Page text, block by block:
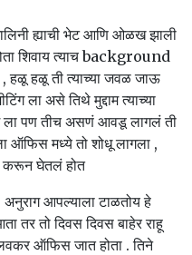
ह्याची भेट आणि ओळख झाली
शिवाय त्याच background
, हळू हळू ती त्याच्या जवळ जाऊ
ला असे तिथे मुद्दाम त्याच्या
ला पण तीच असणं आवडू लागलं ती
ऑफिस मध्ये तो शोधू लागला ,
करून घेतलं होत
अनुराग आपल्याला टाळतोय हे
तर तो दिवस दिवस बाहेर राहू
लवकर ऑफिस जात होता . तिने